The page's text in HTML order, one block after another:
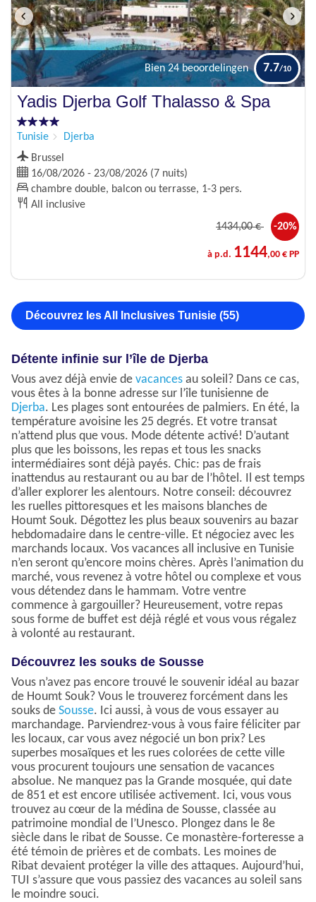
Bien 24 beoordelingen 7.7
Yadis Djerba Golf Thalasso & Spa
Tunisie
Djerba
Brussel
16/08/2026 - 23/08/2026 (7 nuits)
chambre double, balcon ou terrasse, 1-3 pers.
All inclusive
1434,00 € -20%
à p.d. 1144,00 € PP
Découvrez les All Inclusives Tunisie (55)
Détente infinie sur l’île de Djerba
Vous avez déjà envie de vacances au soleil? Dans ce cas,
vous êtes à la bonne adresse sur l’île tunisienne de
Djerba. Les plages sont entourées de palmiers. En été, la
température avoisine les 25 degrés. Et votre transat
n’attend plus que vous. Mode détente activé! D’autant
plus que les boissons, les repas et tous les snacks
intermédiaires sont déjà payés. Chic: pas de frais
inattendus au restaurant ou au bar de l’hôtel. Il est temps
d’aller explorer les alentours. Notre conseil: découvrez
les ruelles pittoresques et les maisons blanches de
Houmt Souk. Dégottez les plus beaux souvenirs au bazar
hebdomadaire dans le centre-ville. Et négociez avec les
marchands locaux. Vos vacances all inclusive en Tunisie
n’en seront qu’encore moins chères. Après l’animation du
marché, vous revenez à votre hôtel ou complexe et vous
vous détendez dans le hammam. Votre ventre
commence à gargouiller? Heureusement, votre repas
sous forme de buffet est déjà réglé et vous vous régalez
à volonté au restaurant.
Découvrez les souks de Sousse
Vous n’avez pas encore trouvé le souvenir idéal au bazar
de Houmt Souk? Vous le trouverez forcément dans les
souks de Sousse. Ici aussi, à vous de vous essayer au
marchandage. Parviendrez-vous à vous faire féliciter par
les locaux, car vous avez négocié un bon prix? Les
superbes mosaïques et les rues colorées de cette ville
vous procurent toujours une sensation de vacances
absolue. Ne manquez pas la Grande mosquée, qui date
de 851 et est encore utilisée activement. Ici, vous vous
trouvez au cœur de la médina de Sousse, classée au
patrimoine mondial de l’Unesco. Plongez dans le 8e
siècle dans le ribat de Sousse. Ce monastère-forteresse a
été témoin de prières et de combats. Les moines de
Ribat devaient protéger la ville des attaques. Aujourd’hui,
TUI s’assure que vous passiez des vacances au soleil sans
le moindre souci.